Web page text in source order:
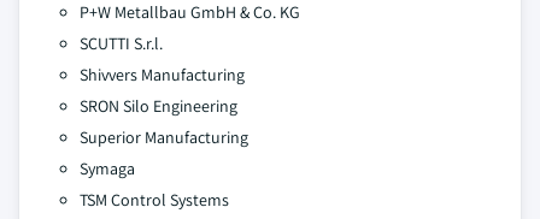
P+W Metallbau GmbH & Co. KG
SCUTTI S.r.l.
Shivvers Manufacturing
SRON Silo Engineering
Superior Manufacturing
Symaga
TSM Control Systems